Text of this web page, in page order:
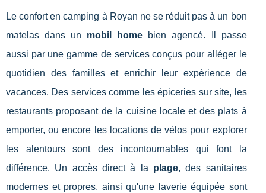
Le confort en camping à Royan ne se réduit pas à un bon
matelas dans un mobil home bien agencé. Il passe
aussi par une gamme de services conçus pour alléger le
quotidien des familles et enrichir leur expérience de
vacances. Des services comme les épiceries sur site, les
restaurants proposant de la cuisine locale et des plats à
emporter, ou encore les locations de vélos pour explorer
les alentours sont des incontournables qui font la
différence. Un accès direct à la plage, des sanitaires
modernes et propres, ainsi qu'une laverie équipée sont